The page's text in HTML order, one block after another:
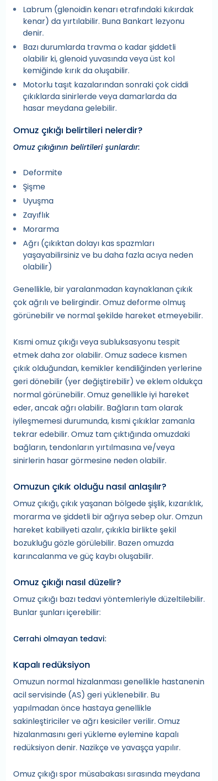
Labrum (glenoidin kenarı etrafındaki kıkırdak
kenar) da yırtılabilir. Buna Bankart lezyonu
denir.
Bazı durumlarda travma o kadar şiddetli
olabilir ki, glenoid yuvasında veya üst kol
kemiğinde kırık da oluşabilir.
Motorlu taşıt kazalarından sonraki çok ciddi
çıkıklarda sinirlerde veya damarlarda da
hasar meydana gelebilir.
Omuz çıkığı belirtileri nelerdir?
Omuz çıkığının belirtileri şunlardır:
Deformite
Şişme
Uyuşma
Zayıflık
Morarma
Ağrı (çıkıktan dolayı kas spazmları
yaşayabilirsiniz ve bu daha fazla acıya neden
olabilir)
Genellikle, bir yaralanmadan kaynaklanan çıkık
çok ağrılı ve belirgindir. Omuz deforme olmuş
görünebilir ve normal şekilde hareket etmeyebilir.
Kısmi omuz çıkığı veya subluksasyonu tespit
etmek daha zor olabilir. Omuz sadece kısmen
çıkık olduğundan, kemikler kendiliğinden yerlerine
geri dönebilir (yer değiştirebilir) ve eklem oldukça
normal görünebilir. Omuz genellikle iyi hareket
eder, ancak ağrı olabilir. Bağların tam olarak
iyileşmemesi durumunda, kısmi çıkıklar zamanla
tekrar edebilir. Omuz tam çıktığında omuzdaki
bağların, tendonların yırtılmasına ve/veya
sinirlerin hasar görmesine neden olabilir.
Omuzun çıkık olduğu nasıl anlaşılır?
Omuz çıkığı, çıkık yaşanan bölgede şişlik, kızarıklık,
morarma ve şiddetli bir ağrıya sebep olur. Omzun
hareket kabiliyeti azalır, çıkıkla birlikte şekil
bozukluğu gözle görülebilir. Bazen omuzda
karıncalanma ve güç kaybı oluşabilir.
Omuz çıkığı nasıl düzelir?
Omuz çıkığı bazı tedavi yöntemleriyle düzeltilebilir.
Bunlar şunları içerebilir:
Cerrahi olmayan tedavi:
Kapalı redüksiyon
Omuzun normal hizalanması genellikle hastanenin
acil servisinde (AS) geri yüklenebilir. Bu
yapılmadan önce hastaya genellikle
sakinleştiriciler ve ağrı kesiciler verilir. Omuz
hizalanmasını geri yükleme eylemine kapalı
redüksiyon denir. Nazikçe ve yavaşça yapılır.
Omuz çıkığı spor müsabakası sırasında meydana